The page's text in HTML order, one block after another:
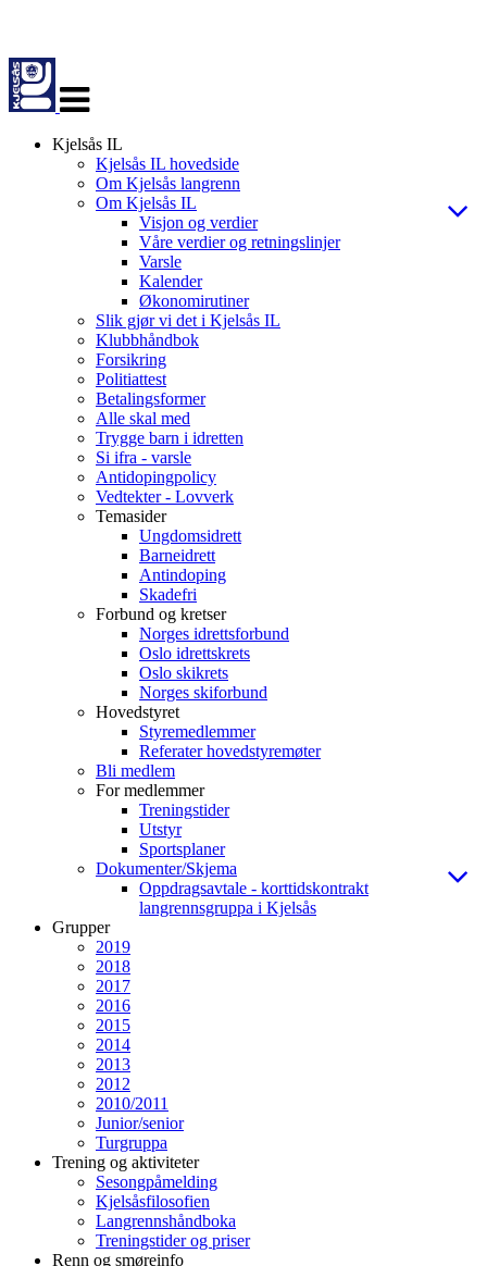
navigasjon
Kjelsås IL
Kjelsås IL hovedside
Om Kjelsås langrenn
Om Kjelsås IL
Visjon og verdier
Våre verdier og retningslinjer
Varsle
Kalender
Økonomirutiner
Slik gjør vi det i Kjelsås IL
Klubbhåndbok
Forsikring
Politiattest
Betalingsformer
Alle skal med
Trygge barn i idretten
Si ifra - varsle
Antidopingpolicy
Vedtekter - Lovverk
Temasider
Ungdomsidrett
Barneidrett
Antindoping
Skadefri
Forbund og kretser
Norges idrettsforbund
Oslo idrettskrets
Oslo skikrets
Norges skiforbund
Hovedstyret
Styremedlemmer
Referater hovedstyremøter
Bli medlem
For medlemmer
Treningstider
Utstyr
Sportsplaner
Dokumenter/Skjema
Oppdragsavtale - korttidskontrakt
langrennsgruppa i Kjelsås
Grupper
2019
2018
2017
2016
2015
2014
2013
2012
2010/2011
Junior/senior
Turgruppa
Trening og aktiviteter
Sesongpåmelding
Kjelsåsfilosofien
Langrennshåndboka
Treningstider og priser
Renn og smøreinfo